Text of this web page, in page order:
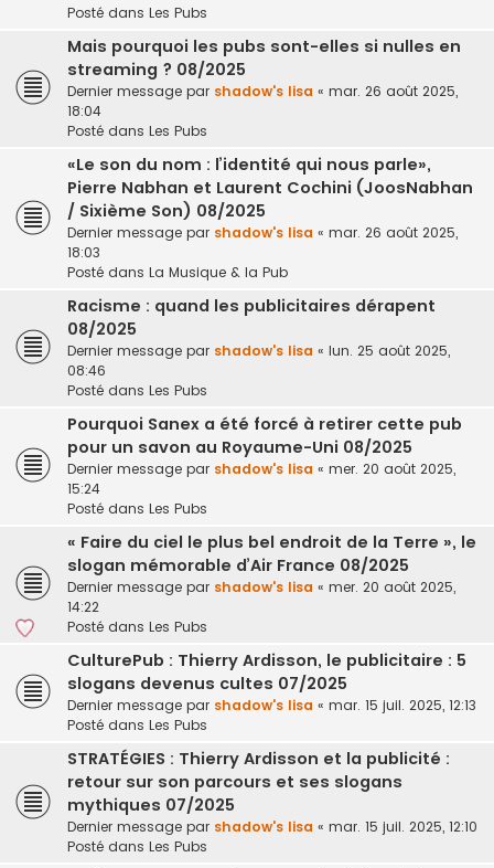
Posté dans Les Pubs
Mais pourquoi les pubs sont-elles si nulles en
streaming ? 08/2025
Dernier message par shadow's lisa « mar. 26 août 2025,
18:04
Posté dans Les Pubs
«Le son du nom : l’identité qui nous parle»,
Pierre Nabhan et Laurent Cochini (JoosNabhan
/ Sixième Son) 08/2025
Dernier message par shadow's lisa « mar. 26 août 2025,
18:03
Posté dans La Musique & la Pub
Racisme : quand les publicitaires dérapent
08/2025
Dernier message par shadow's lisa « lun. 25 août 2025,
08:46
Posté dans Les Pubs
Pourquoi Sanex a été forcé à retirer cette pub
pour un savon au Royaume-Uni 08/2025
Dernier message par shadow's lisa « mer. 20 août 2025,
15:24
Posté dans Les Pubs
« Faire du ciel le plus bel endroit de la Terre », le
slogan mémorable d’Air France 08/2025
Dernier message par shadow's lisa « mer. 20 août 2025,
14:22
Posté dans Les Pubs
CulturePub : Thierry Ardisson, le publicitaire : 5
slogans devenus cultes 07/2025
Dernier message par shadow's lisa « mar. 15 juil. 2025, 12:13
Posté dans Les Pubs
STRATÉGIES : Thierry Ardisson et la publicité :
retour sur son parcours et ses slogans
mythiques 07/2025
Dernier message par shadow's lisa « mar. 15 juil. 2025, 12:10
Posté dans Les Pubs